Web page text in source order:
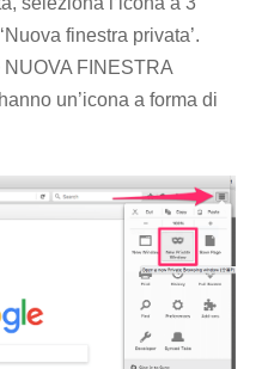
finestra privata’.
FINESTRA
un’icona a forma di